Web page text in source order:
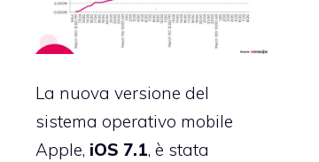
La nuova versione del
sistema operativo mobile
Apple, iOS 7.1, è stata